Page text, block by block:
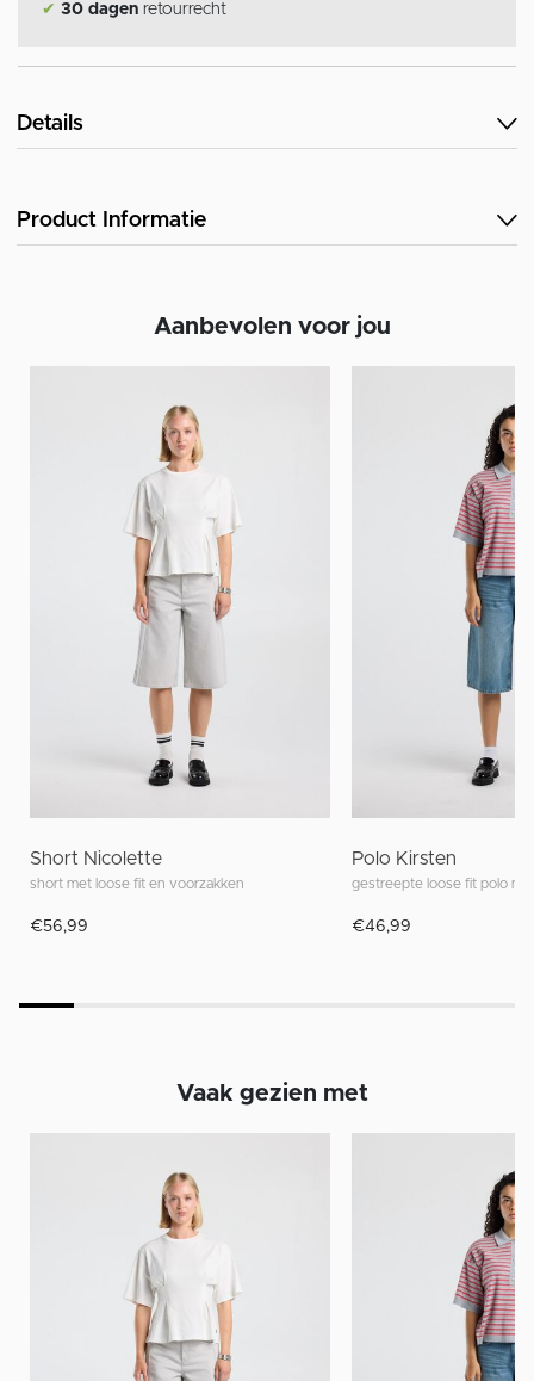
✔ 30 dagen retourrecht
Details
Product Informatie
Aanbevolen voor jou
Short Nicolette
short met loose fit en voorzakken
€56,99
Polo Kirsten
gestreepte loose fit polo
€46,99
Vaak gezien met